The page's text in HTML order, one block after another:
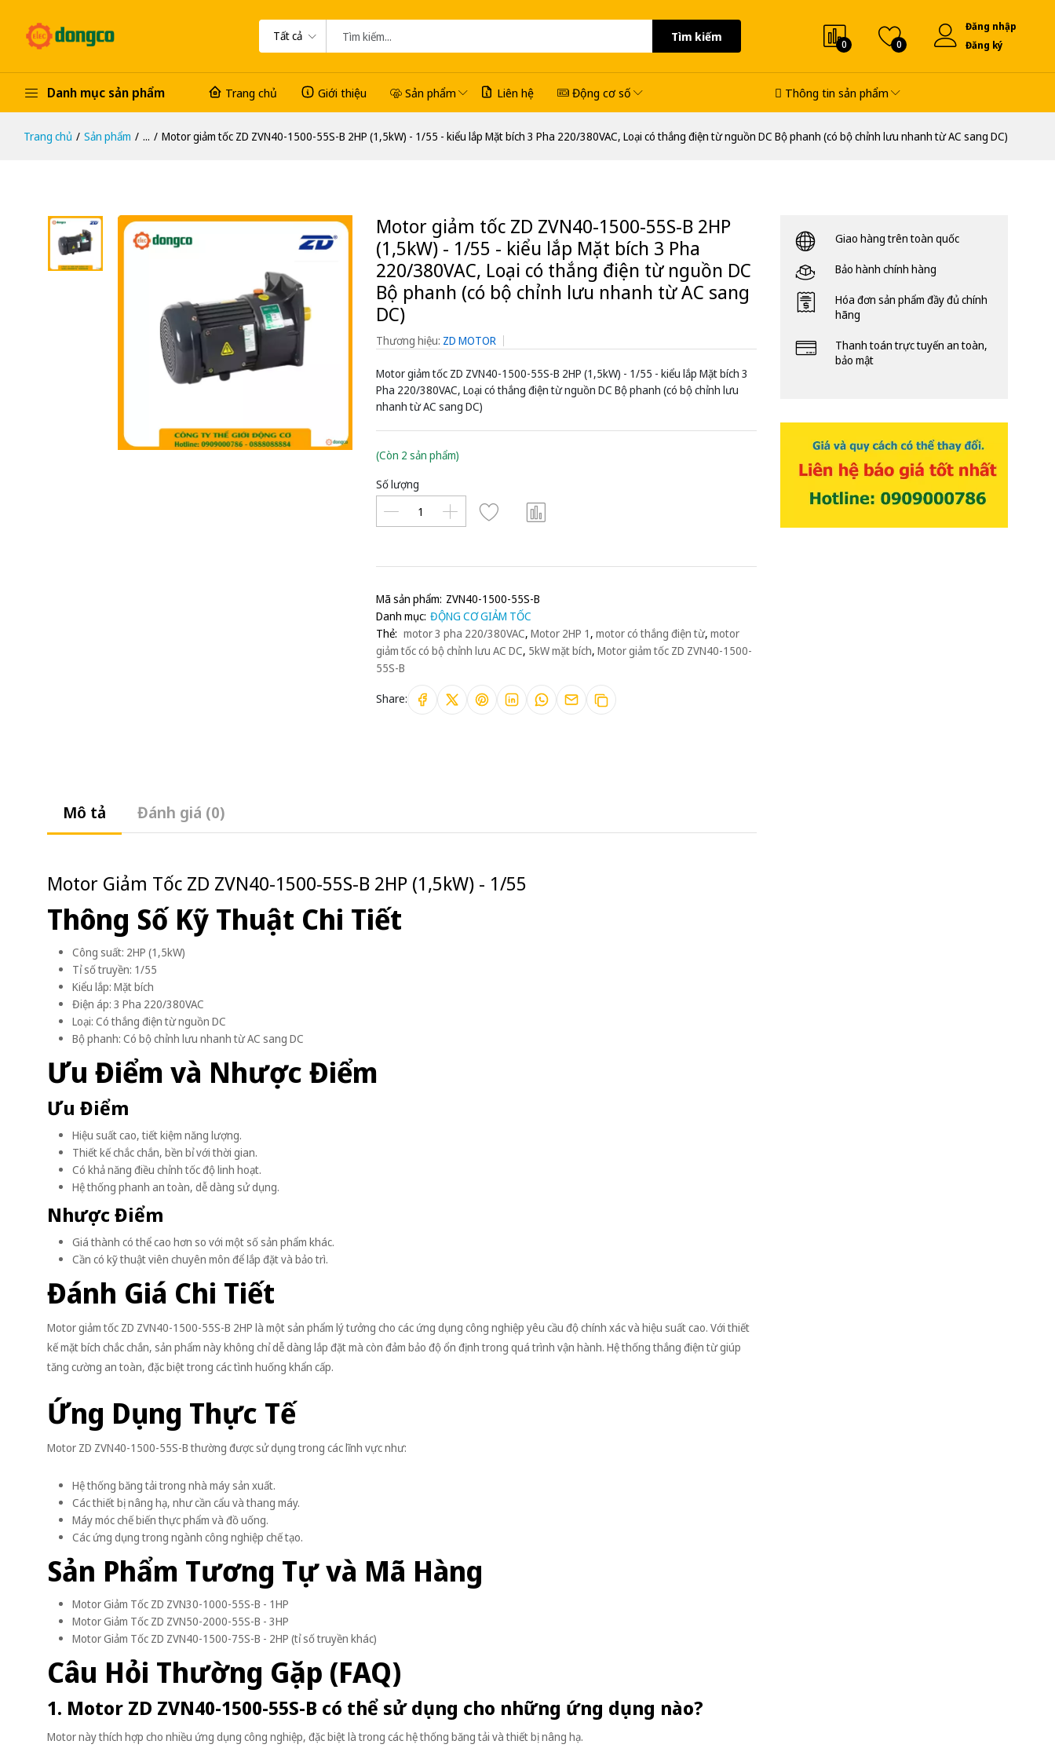
Tất cả Tìm kiếm
0 0
Đăng nhập
Đăng ký
Danh mục sản phẩm Trang chủ Giới thiệu Sản phẩm Liên hệ Động cơ số Thông tin sản phẩm
Trang chủ Sản phẩm ... Motor giảm tốc ZD ZVN40-1500-55S-B 2HP (1,5kW) - 1/55 - kiểu lắp Mặt bích 3 Pha 220/380VAC, Loại có thắng điện từ nguồn DC Bộ phanh (có bộ chỉnh lưu nhanh từ AC sang DC)
Motor giảm tốc ZD ZVN40-1500-55S-B 2HP
(1,5kW) - 1/55 - kiểu lắp Mặt bích 3 Pha
220/380VAC, Loại có thắng điện từ nguồn DC
Bộ phanh (có bộ chỉnh lưu nhanh từ AC sang
DC)
Thương hiệu: ZD MOTOR
Motor giảm tốc ZD ZVN40-1500-55S-B 2HP (1,5kW) - 1/55 - kiểu lắp Mặt bích 3
Pha 220/380VAC, Loại có thắng điện từ nguồn DC Bộ phanh (có bộ chỉnh lưu
nhanh từ AC sang DC)
(Còn 2 sản phẩm)
Số lượng
Mã sản phẩm: ZVN40-1500-55S-B
Danh mục: ĐỘNG CƠ GIẢM TỐC
Thẻ: motor 3 pha 220/380VAC, Motor 2HP 1 , motor có thắng điện từ, motor
giảm tốc có bộ chỉnh lưu AC DC, 5kW mặt bích, Motor giảm tốc ZD ZVN40-1500-
55S-B
Share:
Mô tả Đánh giá (0)
Motor Giảm Tốc ZD ZVN40-1500-55S-B 2HP (1,5kW) - 1/55
Thông Số Kỹ Thuật Chi Tiết
Công suất: 2HP (1,5kW)
Tỉ số truyền: 1/55
Kiểu lắp: Mặt bích
Điện áp: 3 Pha 220/380VAC
Loại: Có thắng điện từ nguồn DC
Bộ phanh: Có bộ chỉnh lưu nhanh từ AC sang DC
Ưu Điểm và Nhược Điểm
Ưu Điểm
Hiệu suất cao, tiết kiệm năng lượng.
Thiết kế chắc chắn, bền bỉ với thời gian.
Có khả năng điều chỉnh tốc độ linh hoạt.
Hệ thống phanh an toàn, dễ dàng sử dụng.
Nhược Điểm
Giá thành có thể cao hơn so với một số sản phẩm khác.
Cần có kỹ thuật viên chuyên môn để lắp đặt và bảo trì.
Đánh Giá Chi Tiết
Motor giảm tốc ZD ZVN40-1500-55S-B 2HP là một sản phẩm lý tưởng cho các ứng dụng công nghiệp yêu cầu độ chính xác và hiệu suất cao. Với thiết
kế mặt bích chắc chắn, sản phẩm này không chỉ dễ dàng lắp đặt mà còn đảm bảo độ ổn định trong quá trình vận hành. Hệ thống thắng điện từ giúp
tăng cường an toàn, đặc biệt trong các tình huống khẩn cấp.
Ứng Dụng Thực Tế
Motor ZD ZVN40-1500-55S-B thường được sử dụng trong các lĩnh vực như:
Hệ thống băng tải trong nhà máy sản xuất.
Các thiết bị nâng hạ, như cần cẩu và thang máy.
Máy móc chế biến thực phẩm và đồ uống.
Các ứng dụng trong ngành công nghiệp chế tạo.
Sản Phẩm Tương Tự và Mã Hàng
Motor Giảm Tốc ZD ZVN30-1000-55S-B - 1HP
Motor Giảm Tốc ZD ZVN50-2000-55S-B - 3HP
Motor Giảm Tốc ZD ZVN40-1500-75S-B - 2HP (tỉ số truyền khác)
Câu Hỏi Thường Gặp (FAQ)
1. Motor ZD ZVN40-1500-55S-B có thể sử dụng cho những ứng dụng nào?
Motor này thích hợp cho nhiều ứng dụng công nghiệp, đặc biệt là trong các hệ thống băng tải và thiết bị nâng hạ.
Giao hàng trên toàn quốc
Bảo hành chính hàng
Hóa đơn sản phẩm đầy đủ chính
hãng
Thanh toán trực tuyến an toàn,
bảo mật